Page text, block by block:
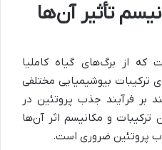
تأثیر آن‌ها
که از برگ‌های گیاه کاملیا
بیوشیمیایی مختلفی
بر فرآیند جذب پروتئین در
ترکیبات و مکانیسم اثر آن‌ها
پروتئین ضروری است.